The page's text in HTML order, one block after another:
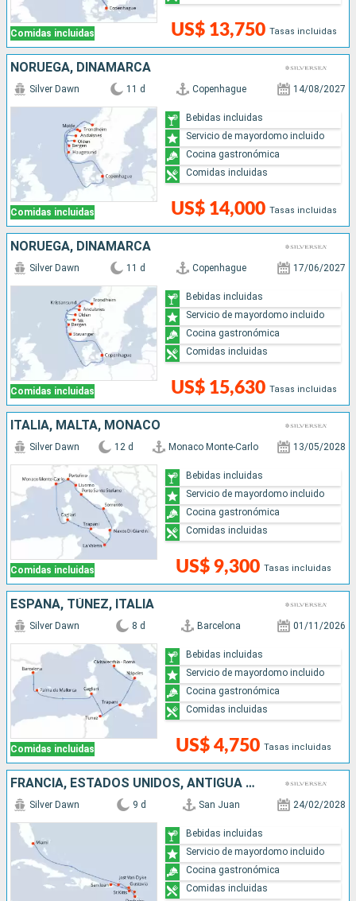
Comidas incluidas US$ 13,750 Tasas incluidas
NORUEGA, DINAMARCA
Comidas incluidas
Silver Dawn 11 d Copenhague 14/08/2027
US$ 14,000 Tasas incluidas
Bebidas incluidas
Servicio de mayordomo incluido
Cocina gastronómica
Comidas incluidas
NORUEGA, DINAMARCA
Comidas incluidas
Silver Dawn 11 d Copenhague 17/06/2027
US$ 15,630 Tasas incluidas
Bebidas incluidas
Servicio de mayordomo incluido
Cocina gastronómica
Comidas incluidas
ITALIA, MALTA, MONACO
Comidas incluidas
Silver Dawn 12 d Monaco Monte-Carlo 13/05/2028
US$ 9,300 Tasas incluidas
Bebidas incluidas
Servicio de mayordomo incluido
Cocina gastronómica
Comidas incluidas
ESPAÑA, TÚNEZ, ITALIA
Comidas incluidas
Silver Dawn 8 d Barcelona 01/11/2026
US$ 4,750 Tasas incluidas
Bebidas incluidas
Servicio de mayordomo incluido
Cocina gastronómica
Comidas incluidas
FRANCIA, ESTADOS UNIDOS, ANTIGUA Y BARBUDA, PUERTO RICO
Silver Dawn 9 d San Juan 24/02/2028
Bebidas incluidas
Servicio de mayordomo incluido
Cocina gastronómica
Comidas incluidas